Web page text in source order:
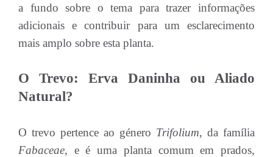
a fundo sobre o tema para trazer informações
adicionais e contribuir para um esclarecimento
mais amplo sobre esta planta.
O Trevo: Erva Daninha ou Aliado
Natural?
O trevo pertence ao género Trifolium, da família
Fabaceae, e é uma planta comum em prados,